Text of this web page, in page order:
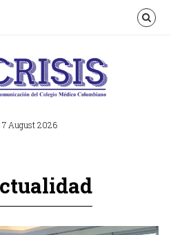
7 August 2026